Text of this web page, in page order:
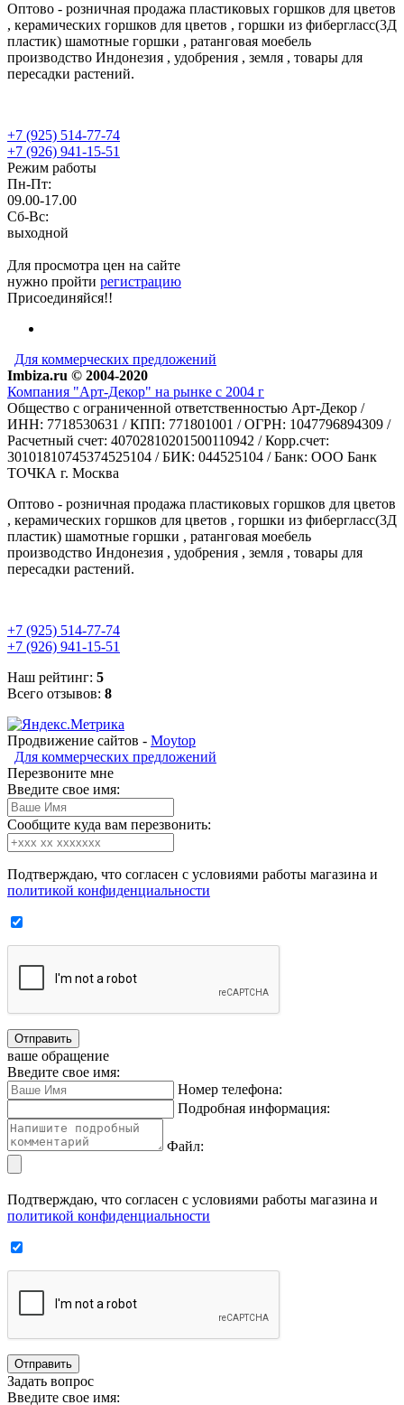
Оптово - розничная продажа пластиковых горшков для цветов
, керамических горшков для цветов , горшки из фибергласс(3Д
пластик) шамотные горшки , ратанговая моебель
производство Индонезия , удобрения , земля , товары для
пересадки растений.
+7 (925) 514-77-74
+7 (926) 941-15-51
Режим работы
Пн-Пт:
09.00-17.00
Сб-Вс:
выходной
Для просмотра цен на сайте
нужно пройти регистрацию
Присоединяйся!!
Для коммерческих предложений
Imbiza.ru © 2004-2020
Компания "Арт-Декор" на рынке с 2004 г
Общество с ограниченной ответственностью Арт-Декор /
ИНН: 7718530631 / КПП: 771801001 / ОГРН: 1047796894309 /
Расчетный счет: 40702810201500110942 / Корр.счет:
30101810745374525104 / БИК: 044525104 / Банк: ООО Банк
ТОЧКА г. Москва
Оптово - розничная продажа пластиковых горшков для цветов
, керамических горшков для цветов , горшки из фибергласс(3Д
пластик) шамотные горшки , ратанговая моебель
производство Индонезия , удобрения , земля , товары для
пересадки растений.
+7 (925) 514-77-74
+7 (926) 941-15-51
Наш рейтинг: 5
Всего отзывов: 8
Продвижение сайтов - Moytop
Для коммерческих предложений
Перезвоните мне
Введите свое имя:
Сообщите куда вам перезвонить:
Подтверждаю, что согласен с условиями работы магазина и
политикой конфиденциальности
Отправить
ваше обращение
Введите свое имя:
Номер телефона:
Подробная информация:
Файл:
Подтверждаю, что согласен с условиями работы магазина и
политикой конфиденциальности
Отправить
Задать вопрос
Введите свое имя: